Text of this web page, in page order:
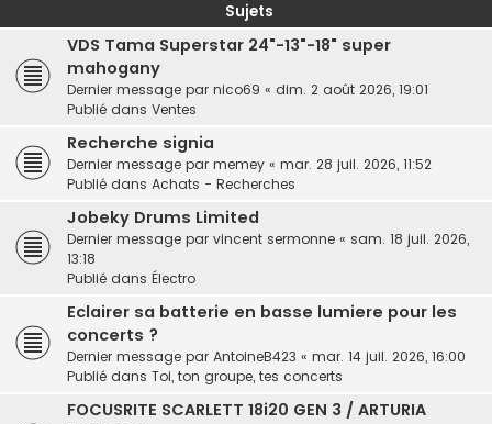
Sujets
VDS Tama Superstar 24"-13"-18" super
mahogany
Dernier message par nico69 « dim. 2 août 2026, 19:01
Publié dans Ventes
Recherche signia
Dernier message par memey « mar. 28 juil. 2026, 11:52
Publié dans Achats - Recherches
Jobeky Drums Limited
Dernier message par vincent sermonne « sam. 18 juil. 2026,
13:18
Publié dans Électro
Eclairer sa batterie en basse lumiere pour les
concerts ?
Dernier message par AntoineB423 « mar. 14 juil. 2026, 16:00
Publié dans Toi, ton groupe, tes concerts
FOCUSRITE SCARLETT 18i20 GEN 3 / ARTURIA